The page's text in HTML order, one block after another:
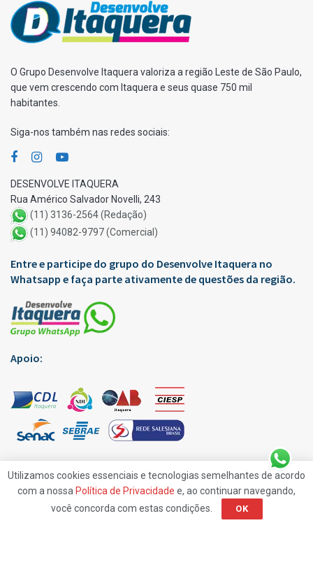
O Grupo Desenvolve Itaquera valoriza a região Leste de São Paulo,
que vem crescendo com Itaquera e seus quase 750 mil
habitantes.
Siga-nos também nas redes sociais:
DESENVOLVE ITAQUERA
Rua Américo Salvador Novelli, 243
(11) 3136-2564 (Redação)
(11) 94082-9797 (Comercial)
Entre e participe do grupo do Desenvolve Itaquera no
Whatsapp e faça parte ativamente de questões da região.
Apoio:
Edições Virtuais Anuncie
Contato
Utilizamos cookies essenciais e tecnologias semelhantes de acordo
com a nossa Política de Privacidade e, ao continuar navegando,
você concorda com estas condições.
OK